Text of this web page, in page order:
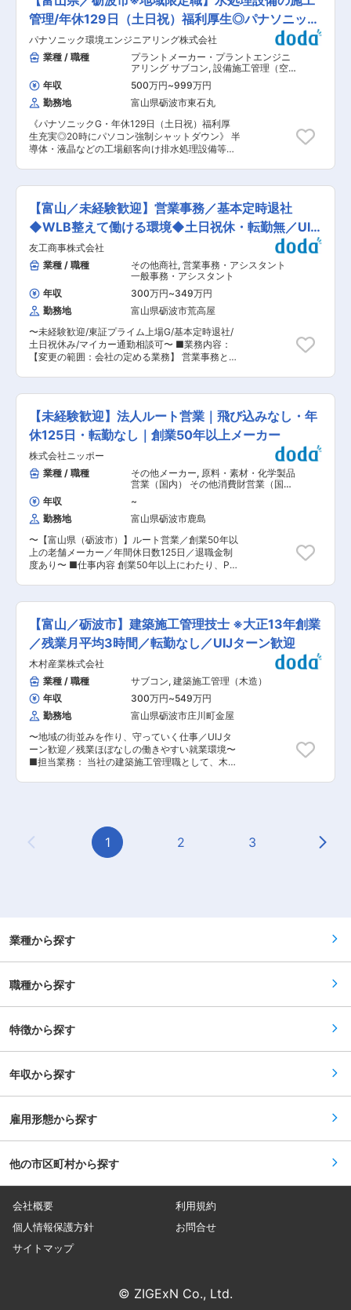
高い確率での成約を誇ります。 ■充実の研修体
制： 未経験の方も、経験者の方も、当社独自のプ
ログラムでスキルアップが可能です。入社後約1
か月：オンラインを中心とした座学、ロープレ研
修などを通じ営業の「型」をインプット 入社後〜
2か月弱：商品研修、店舗でのOJT、ロープレな
どで実践力アップ 入社後〜半年程度：ロープレ検
定合格でプロへ(再試験制度もあるので安心◎) ■
ライフスタイルに合わせられる働き方： シフトに
よる勤務で毎月20日頃に翌月のシフトが決まりま
す。希望休を提出することが出来るので、お子さ
まの行事での休みを取得したり、ライフイベント
ける環境が整っています。また、全国に店舗があ
るため、配偶者の転勤に伴い異動を希望される場
時間補足： 各店舗の開閉時間に応じて早番、遅番
がありますが、その中でフレックス制度を活用し
ていただくことが可能です。 変更の範囲：会社の
定める業務
存設備の改修工事が中心（新築なし） 【担当物
件】 ・工場（液晶・半導体・機械関連） 【対応
設備】 ・空調設備 他 【折衝先】 ・ゼネコン、サ
ブコン、管理会社、施主 【工事案件】 ・既存改
修：10割 【工期】 ・メンテナンス：1日〜1週間
・改修工事：3日〜3か月 【受注規模】 ・5万
円〜5,000万円程度 【受注割合】 ・元請：9割 ・
下請：1割 ＼働き方！／ 【出張】 ・基本は通勤可
能範囲 ・宿泊出張：年3回程度（2日間） ・目
的：社内行事、講習など ・出張先：東京、名古
屋、大阪 【夜勤】 ・原則なし ・イレギュラー対
応時のみ（年1回程度） ・理由：工場定修メンテ
ナンス時の緊急対応 【休日出勤】 ・繁忙期：月2
回程度（閑散期はなし） ・理由：工場停止期間の
（連休取得も可） 【転勤】 ・選択可能 ※詳細は
【転勤】項目をご確認ください ポジションの魅力
・顧客の課題をヒアリングし、最適な提案・実現
を行うことで、コミュニケーション力・課題解決
力が磨かれます ・若手・キャリア入社の方はベテ
ラン社員とペアで業務を行うため、安心して業務
・パナソニック基準で残業を厳しく管理してお
り、PCが20時にシャットダウンする仕組みや代
休取得がしやすいように定年後の社員の協力によ
るフォローなど働きやすい環境を創る制度もござ
います 【パナソニックグループの環境エンジニア
リング企業】 当社は空調・換気・給排水・クリー
をトータルで提供。 パナソニックグループの安定
基盤と高い技術力を強みに、工場・研究施設・病
たな仲間を募集します。 変更の範囲：会社の定め
る業務
管理/年休129日（土日祝）福利厚生◎パナソニック
G
パナソニック環境エンジニアリング株式会社
業種 / 職種
プラントメーカー・プラントエンジニ
アリング サブコン, 設備施工管理（空
調・衛生設備） メンテナンス
年収 500万円~999万円
勤務地
富山県砺波市東石丸
《パナソニックG・年休129日（土日祝）福利厚
生充実◎20時にパソコン強制シャットダウン》 半
導体・液晶などの工場顧客向け排水処理設備等に
理（工程・資材・安全・労務・原価・品質） ・設
備：造排水処理設備、純水設備、薬液供給設備な
ど ・工事案件：既存改修（100％） 【担当物件】
液晶・半導体・機械工場 【折衝先】 施主、ゼネ
コン、サブコン、管理会社 【工期】 ・メンテナ
ンス：1日〜1週間 ・改修工事：3日〜3か月 【受
注規模】 5万円〜5,000万円程度 【受注割合】 元
請：90％／下請：10％ 働き方 【出張】 基本は通
勤可能範囲 ・宿泊出張：年3回程度（2日間） ・
目的：社内行事、講習など ・出張先：東京、名古
屋、大阪 【夜勤】 原則なし（年1回程度、工場定
修メンテナンス時の緊急対応） 【休日出勤】 ・
繁忙期：月2回程度（閑散期はなし） ・理由：工
場停止期間のメンテナンス対応 ・大型連休中：3
日程度出勤の可能性あり ※代休取得可能（連休取
得可） 【転勤】 選択可能 ※詳細は【転勤】項目
PCが20時にシャットダウンする仕組みや代休取
得がしやすいように定年後の社員の協力によるフ
ォローなど働きやすい環境を創る制度もございま
す 【パナソニックグループの環境エンジニアリン
グ企業】 当社は空調・換気・給排水・クリーンル
ームなど、建物の快適環境を支える設備工事をト
ータルで提供。 パナソニックグループの安定基盤
と高い技術力を強みに、工場・研究施設・病院な
ど幅広い分野で実績を重ね、事業拡大中。新たな
仲間を募集します。 変更の範囲：会社の定める業
務
【富山／未経験歓迎】営業事務／基本定時退社
◆WLB整えて働ける環境◆土日祝休・転勤無／UI
ターン可
友工商事株式会社
業種 / 職種
その他商社, 営業事務・アシスタント
一般事務・アシスタント
年収
300万円~349万円
勤務地
富山県砺波市荒高屋
〜未経験歓迎/東証プライム上場G/基本定時退社/
土日祝休み/マイカー通勤相談可〜 ■業務内容：
【変更の範囲：会社の定める業務】 営業事務とし
や来客対応など、バックオフィスから営業活動を
支える大切なポジションです。 ■業務詳細： ・
見積書、請求書、納品書などの作成 ・受発注業
務、販管システムへの入力 ・来客対応（1日5〜
10件程度） ・電話、メール対応 等 ＜商材＞：ト
イレ、キッチン、バルブ、パイプ(住宅・水道に関
わる全て) ＜取り扱いメーカー＞：TOTO・
LIXIL・タカラスタンダード・クリナップ・パナソ
ニック 等 ■入社後の流れ： 営業サポートとし
て自身が取り組める業務から実施頂きます。OJT
などを通じて業務を習得していきます。 ＼＼魅力
点／／ ◎プライム市場上場企業のグループ会社
で、創業60年の歴史を持つ老舗専門商社！ ◎基本
定時退社のことが多く、WLBを整えて働くことが
可能です。 ◎入社後は先輩社員が業務を優しく指
導しますので、安心してスタートできる風土が整
るケース有/マイカー通勤応相談 ・住宅、家族手
当有りでライフワークバランス整った環境で成長
可能 ■組織構成： 所長1名、営業所員2名、事務
員2名 事務員はベテラン社員の方が在籍し安心し
て業務に取り組める環境です。 ■キャリアアッ
プ： 成果・行動により正当に評価頂ける環境で
す。 事務職の中でも責任のある仕事やパフォーマ
ンスを発揮することが可能です。 ■特徴・魅力：
東証プライム上場企業「(株)YUASA」の100％子
会社で、安定した業績を上げています。水道資材
及び住宅設備機器を総合的に卸している為、幅広
い商材を扱っています。 変更の範囲：会社の定め
【未経験歓迎】法人ルート営業｜飛び込みなし・年
休125日・転勤なし｜創業50年以上メーカー
株式会社ニッポー
業種 / 職種
その他メーカー, 原料・素材・化学製品
営業（国内） その他消費財営業（国
年収
~
勤務地
富山県砺波市鹿島
〜【富山県（砺波市）】ルート営業／創業50年以
上の老舗メーカー／年間休日数125日／退職金制
度あり〜 ■仕事内容 創業50年以上にわたり、PP
せします。全国約400社との取引実績を持ち、安
定した経営基盤を築いています。 担当するのは既
存顧客が中心です。お客様先への訪問、ニーズの
ヒアリング、製品提案、納品後のフォローまで一
貫して担当いただきます。新規の飛び込み営業や
無作為なテレアポはなく、お問い合わせや既存顧
客からの紹介案件への対応が中心となるため、お
客様との信頼関係構築に注力できる営業スタイル
です。 入社後は富山県内や近隣エリアのお客様を
担当しながら、商品知識や営業ノウハウを習得し
少数精鋭組織のため、経営層の近くで実践的に学
べる環境です。 将来的には全国のお客様を担当い
ただきます。月の半分程度は出張がありますが、
心 ・問い合わせや紹介案件が中心 ・未経験から
法人営業に挑戦可能 ・社長直下で営業スキルを学
べる環境 ・少数精鋭のため早期キャリアアップも
■当社について 当社はPPテープ・PPロープを中
した。安定供給と柔軟な対応力を強みに、多様な
業界のお客様から信頼を獲得しています。これか
らも「梱包資材の総合プランナー」として、お客
社の定める業務
【富山／砺波市】建築施工管理技士 ※大正13年創業
／残業月平均3時間／転勤なし／UIJターン歓迎
木村産業株式会社
業種 / 職種
サブコン, 建築施工管理（木造）
年収
300万円~549万円
勤務地
富山県砺波市庄川町金屋
〜地域の街並みを作り、守っていく仕事／UIJタ
ーン歓迎／残業ほぼなしの働きやすい就業環境〜
■担当業務： 当社の建築施工管理職として、木造
・職人さんたちと打合せ など ■職務の魅力：
施工管理とは、地域の街並みを作り守っていく仕
事です。0から1を創る仕事であり、更地に建物を
に誇れる仕事です。 ■就業環境： 現在20代〜60
代の男性、女性が活躍中です。30〜40年やって
きたベテランも多く働いており、ゆくゆくは彼ら
寧に指導しますので、安心して働いていただけま
ことができます。 ■就業時間補足： ※1年単位の
変形労働時間制：1週間の平均労働時間40H以内
※残業：月平均3時間 変更の範囲：無
Previous Page
1 2 3
業種から探す
職種から探す
特徴から探す
年収から探す
雇用形態から探す
他の市区町村から探す
会社概要
利用規約
個人情報保護方針
お問合せ
サイトマップ
© ZIGExN Co., Ltd.